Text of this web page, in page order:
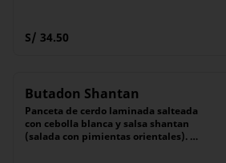
S/ 34.50
Butadon Shantan
Panceta de cerdo laminada salteada
con cebolla blanca y salsa shantan
(salada con pimientas orientales).